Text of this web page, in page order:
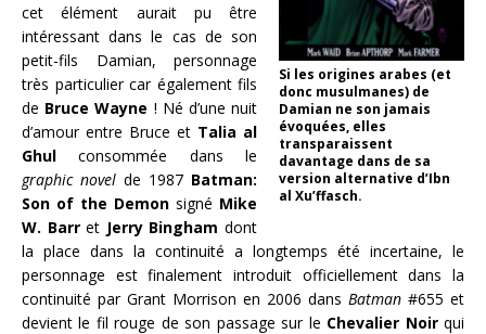
Si les origines arabes (et
donc musulmanes) de
Damian ne son jamais
évoquées, elles
transparaissent
davantage dans de sa
version alternative d’Ibn
al Xu’ffasch.
cet élément aurait pu être
intéressant dans le cas de son
petit-fils Damian, personnage
très particulier car également fils
de Bruce Wayne ! Né d’une nuit
d’amour entre Bruce et Talia al
Ghul consommée dans le
graphic novel de 1987 Batman:
Son of the Demon signé Mike
W. Barret Jerry Binghamdont
la place dans la continuité a longtemps été incertaine, le
personnage est finalement introduit officiellement dans la
continuité par Grant Morrison en 2006 dans Batman #655 et
devient le fil rouge de son passage sur le Chevalier Noirqui